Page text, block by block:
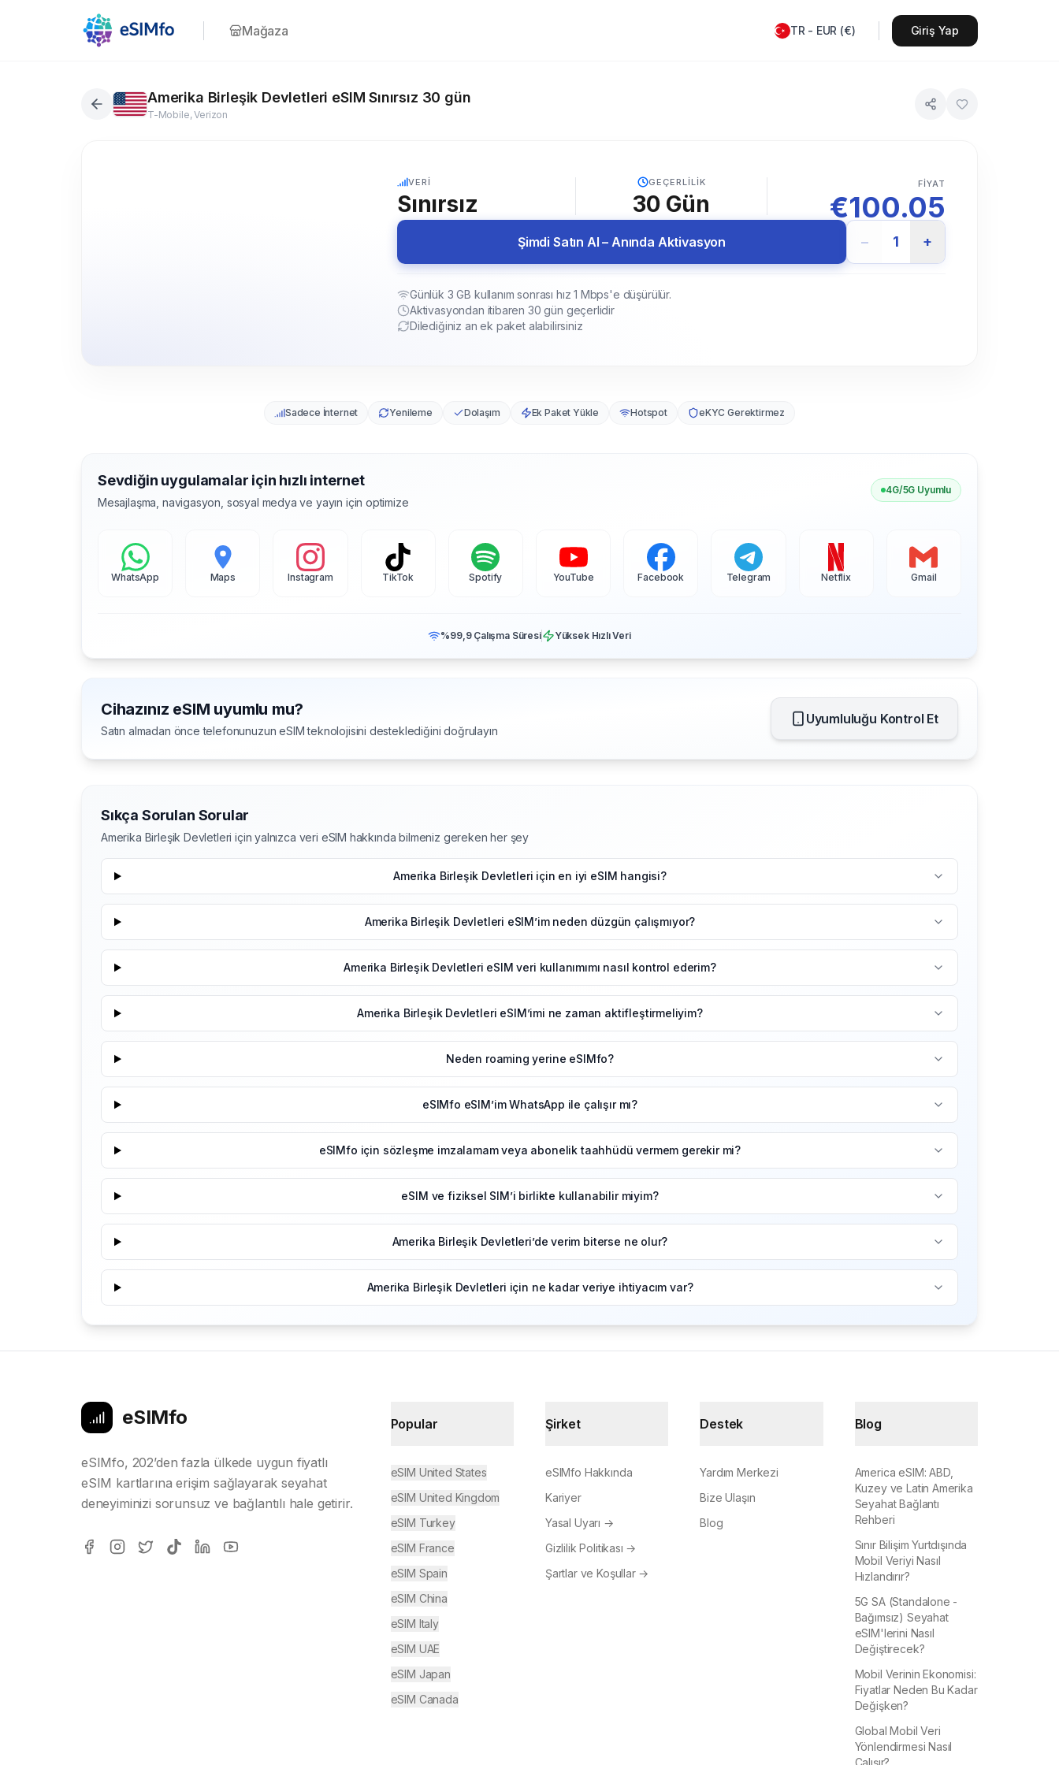
Mağaza TR - EUR (€) Giriş Yap
Amerika Birleşik Devletleri eSIM Sınırsız 30 gün
T-Mobile, Verizon
VERI
Sınırsız
GEÇERLILIK
30 Gün
FIYAT
€100.05
Şimdi Satın Al – Anında Aktivasyon − 1 +
Günlük 3 GB kullanım sonrası hız 1 Mbps'e düşürülür.
Aktivasyondan itibaren 30 gün geçerlidir
Dilediğiniz an ek paket alabilirsiniz
Sadece İnternet Yenileme Dolaşım Ek Paket Yükle Hotspot eKYC Gerektirmez
Sevdiğin uygulamalar için hızlı internet
Mesajlaşma, navigasyon, sosyal medya ve yayın için optimize
4G/5G Uyumlu
WhatsApp Maps Instagram TikTok Spotify YouTube Facebook Telegram Netflix Gmail
%99,9 Çalışma Süresi Yüksek Hızlı Veri
Cihazınız eSIM uyumlu mu?
Satın almadan önce telefonunuzun eSIM teknolojisini desteklediğini doğrulayın
Uyumluluğu Kontrol Et
Sıkça Sorulan Sorular
Amerika Birleşik Devletleri için yalnızca veri eSIM hakkında bilmeniz gereken her şey
Amerika Birleşik Devletleri için en iyi eSIM hangisi?
Amerika Birleşik Devletleri eSIM’im neden düzgün çalışmıyor?
Amerika Birleşik Devletleri eSIM veri kullanımımı nasıl kontrol ederim?
Amerika Birleşik Devletleri eSIM’imi ne zaman aktifleştirmeliyim?
Neden roaming yerine eSIMfo?
eSIMfo eSIM’im WhatsApp ile çalışır mı?
eSIMfo için sözleşme imzalamam veya abonelik taahhüdü vermem gerekir mi?
eSIM ve fiziksel SIM’i birlikte kullanabilir miyim?
Amerika Birleşik Devletleri’de verim biterse ne olur?
Amerika Birleşik Devletleri için ne kadar veriye ihtiyacım var?
eSIMfo
eSIMfo, 202’den fazla ülkede uygun fiyatlı
eSIM kartlarına erişim sağlayarak seyahat
deneyiminizi sorunsuz ve bağlantılı hale getirir.
Popular
eSIM United States
eSIM United Kingdom
eSIM Turkey
eSIM France
eSIM Spain
eSIM China
eSIM Italy
eSIM UAE
eSIM Japan
eSIM Canada
Şirket
eSIMfo Hakkında
Kariyer
Yasal Uyarı →
Gizlilik Politikası →
Şartlar ve Koşullar→
Destek
Yardım Merkezi
Bize Ulaşın
Blog
Blog
America eSIM: ABD,
Kuzey ve Latin Amerika
Seyahat Bağlantı
Rehberi
Sınır Bilişim Yurtdışında
Mobil Veriyi Nasıl
Hızlandırır?
5G SA (Standalone -
Bağımsız) Seyahat
eSIM'lerini Nasıl
Değiştirecek?
Mobil Verinin Ekonomisi:
Fiyatlar Neden Bu Kadar
Değişken?
Global Mobil Veri
Yönlendirmesi Nasıl
Çalışır?